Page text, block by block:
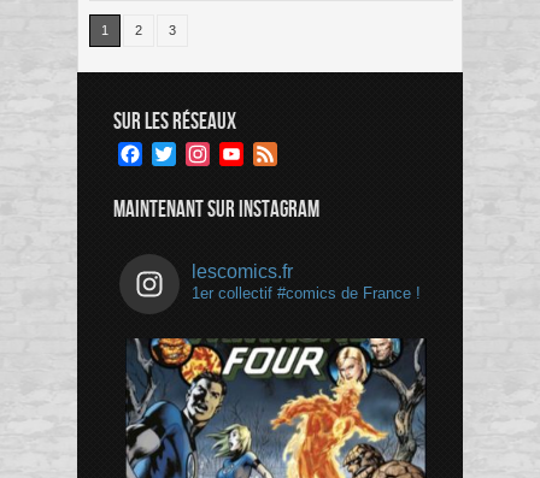
1 2 3
SUR LES RÉSEAUX
Facebook
TwitterInstagramYouTube
MAINTENANT SUR INSTAGRAM
lescomics.fr
1er collectif #comics de France !